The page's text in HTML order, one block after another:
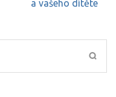
a vašeho dítěte